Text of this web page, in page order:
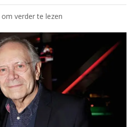
om verder te lezen